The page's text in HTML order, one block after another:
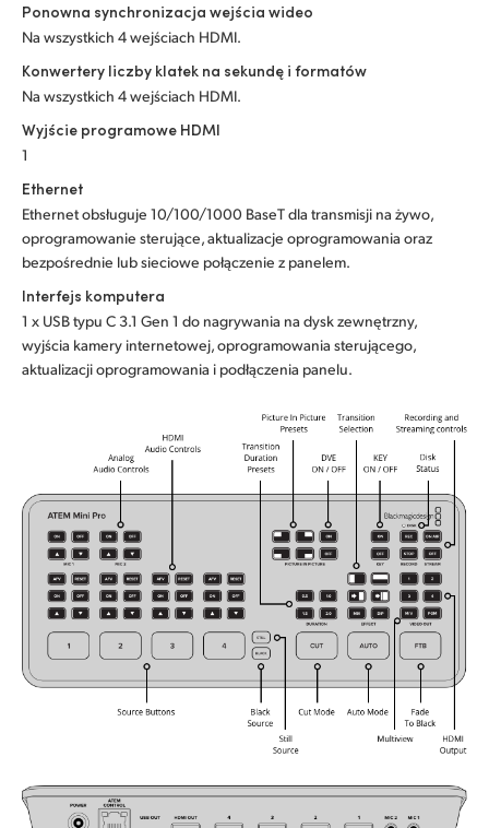
United Kingdom
United States
Ponowna synchronizacja wejścia wideo
Na wszystkich 4 wejściach HDMI.
Konwertery liczby klatek na sekundę i formatów
Na wszystkich 4 wejściach HDMI.
Wyjście programowe HDMI
1
Ethernet
Ethernet obsługuje 10/100/1000 BaseT dla transmisji na żywo,
oprogramowanie sterujące, aktualizacje oprogramowania oraz
bezpośrednie lub sieciowe połączenie z panelem.
Interfejs komputera
1 x USB typu C 3.1 Gen 1 do nagrywania na dysk zewnętrzny,
wyjścia kamery internetowej, oprogramowania sterującego,
aktualizacji oprogramowania i podłączenia panelu.